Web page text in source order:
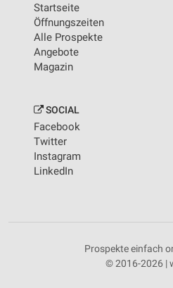
Startseite
Öffnungszeiten
Alle Prospekte
Angebote
Magazin
SOCIAL
Facebook
Twitter
Instagram
LinkedIn
Prospekte einfach
© 2016-2026 |